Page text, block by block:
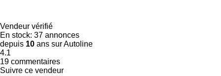
Vendeur vérifié
En stock: 37 annonces
depuis 10 ans sur Autoline
4.1
19 commentaires
Suivre ce vendeur